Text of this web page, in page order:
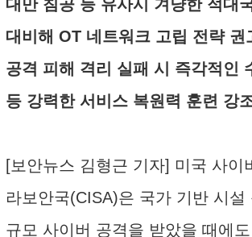
대만 침공 등 유사시 겨냥한 적대
대비해 OT 네트워크 고립 전략 권
공격 피해 격리 실패 시 즉각적인
등 강력한 서비스 복원력 훈련 강
[보안뉴스 김형근 기자] 미국 사이
라보안국(CISA)은 국가 기반 시설
규모 사이버 공격을 받았을 때에